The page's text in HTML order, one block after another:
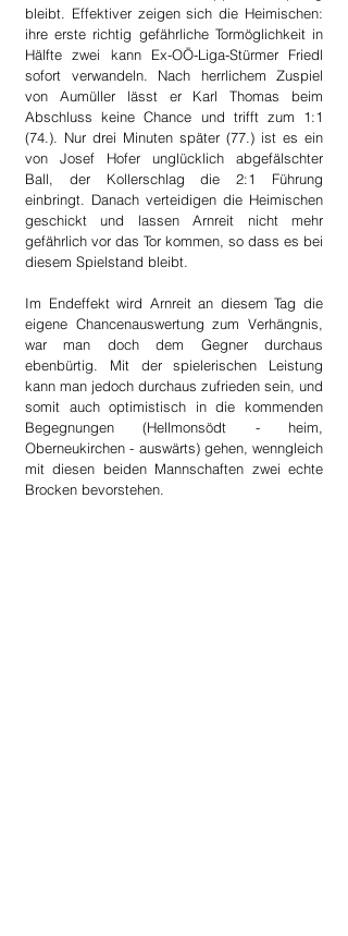
bleibt. Effektiver zeigen sich die Heimischen:
ihre erste richtig gefährliche Tormöglichkeit in
Hälfte zwei kann Ex-OÖ-Liga-Stürmer Friedl
sofort verwandeln. Nach herrlichem Zuspiel
von Aumüller lässt er Karl Thomas beim
Abschluss keine Chance und trifft zum 1:1
(74.). Nur drei Minuten später (77.) ist es ein
von Josef Hofer unglücklich abgefälschter
Ball, der Kollerschlag die 2:1 Führung
einbringt. Danach verteidigen die Heimischen
geschickt und lassen Arnreit nicht mehr
gefährlich vor das Tor kommen, so dass es bei
diesem Spielstand bleibt.
Im Endeffekt wird Arnreit an diesem Tag die
eigene Chancenauswertung zum Verhängnis,
war man doch dem Gegner durchaus
ebenbürtig. Mit der spielerischen Leistung
kann man jedoch durchaus zufrieden sein, und
somit auch optimistisch in die kommenden
Begegnungen (Hellmonsödt - heim,
Oberneukirchen - auswärts) gehen, wenngleich
mit diesen beiden Mannschaften zwei echte
Brocken bevorstehen.